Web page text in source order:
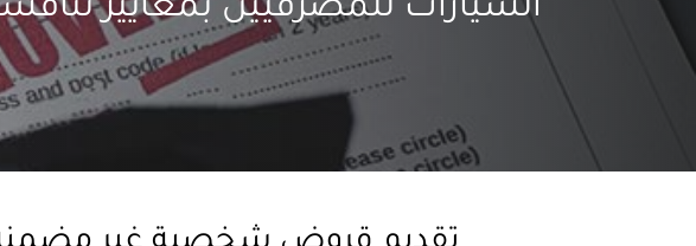
السيارات للمصرفيين بمعايير